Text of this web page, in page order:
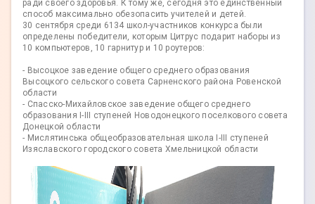
ради своего здоровья. К тому же, сегодня это единственный
способ максимально обезопасить учителей и детей.
30 сентября среди 6134 школ-участников конкурса были
определены победители, которым Цитрус подарит наборы из
10 компьютеров, 10 гарнитур и 10 роутеров:
- Высоцкое заведение общего среднего образования
Высоцкого сельского совета Сарненского района Ровенской
области
- Спасско-Михайловское заведение общего среднего
образования I-III ступеней Новодонецкого поселкового совета
Донецкой области
- Мислятинська общеобразовательная школа I-III ступеней
Изяславского городского совета Хмельницкой области